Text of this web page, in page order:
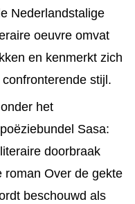
Nederlandstalige
oeuvre omvat
en kenmerkt zich
stijl.
het
Sasa:
doorbraak
roman Over de gekte
beschouwd als